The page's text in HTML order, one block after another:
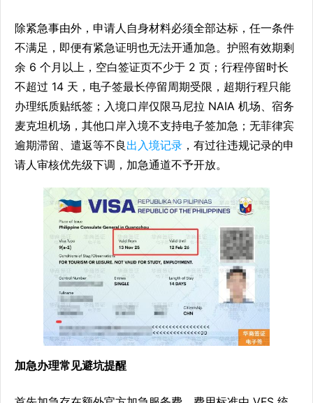
除紧急事由外，申请人自身材料必须全部达标，任一条件
不满足，即便有紧急证明也无法开通加急。护照有效期剩
余 6 个月以上，空白签证页不少于 2 页；行程停留时长
不超过 14 天，电子签最长停留周期受限，超期行程只能
办理纸质贴纸签；入境口岸仅限马尼拉 NAIA 机场、宿务
麦克坦机场，其他口岸入境不支持电子签加急；无菲律宾
逾期滞留、遣返等不良 出入境记录 ，有过往违规记录的申
请人审核优先级下调，加急通道不予开放。
加急办理常见避坑提醒